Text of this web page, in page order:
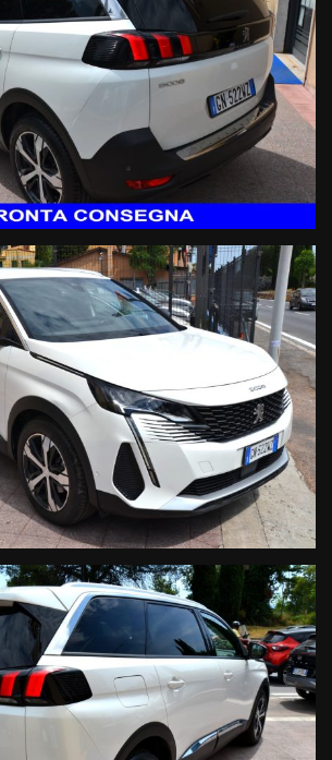
bambini ISOFIX
anteriori e posteriori con retrocamera
posteriore
carreggiata
stradali
stanchezza conducente
cieco
con display integrato touch screen
cartografico 3D
card
Tri-Zona
sedile guidatore
portaoggetti integrato